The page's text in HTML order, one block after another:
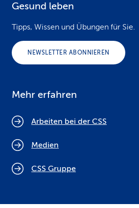
Gesund leben
Tipps, Wissen und Übungen für Sie.
NEWSLETTER ABONNIEREN
Mehr erfahren
Arbeiten bei der CSS
Medien
CSS Gruppe